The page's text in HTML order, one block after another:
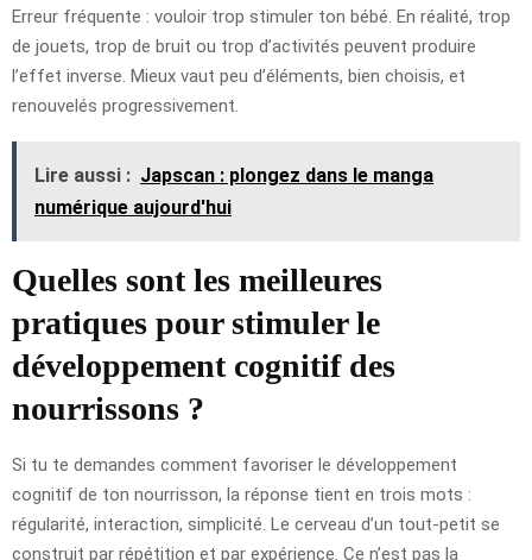
Erreur fréquente : vouloir trop stimuler ton bébé. En réalité, trop
de jouets, trop de bruit ou trop d’activités peuvent produire
l’effet inverse. Mieux vaut peu d’éléments, bien choisis, et
renouvelés progressivement.
Lire aussi : Japscan : plongez dans le manga
numérique aujourd'hui
Quelles sont les meilleures
pratiques pour stimuler le
développement cognitif des
nourrissons ?
Si tu te demandes comment favoriser le développement
cognitif de ton nourrisson, la réponse tient en trois mots :
régularité, interaction, simplicité. Le cerveau d’un tout-petit se
construit par répétition et par expérience. Ce n’est pas la